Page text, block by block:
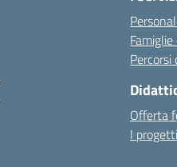
Percorsi
Offerta
I